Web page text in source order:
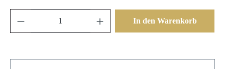
In den Warenkorb